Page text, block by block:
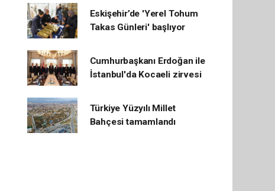
Eskişehir’de 'Yerel Tohum
Takas Günleri' başlıyor
Cumhurbaşkanı Erdoğan ile
İstanbul'da Kocaeli zirvesi
Türkiye Yüzyılı Millet
Bahçesi tamamlandı